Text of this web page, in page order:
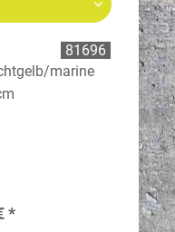
marine
*
81696